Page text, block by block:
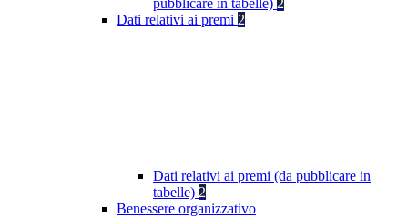
pubblicare in tabelle) 2
Dati relativi ai premi 2
Dati relativi ai premi (da pubblicare in
tabelle) 2
Benessere organizzativo